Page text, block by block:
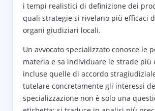
i tempi realistici di definizione dei
quali strategie si rivelano più efficaci
organi giudiziari locali.
Un avvocato specializzato conosce le
materia e sa individuare le strade
incluse quelle di accordo
tutelare concretamente gli interessi
specializzazione non è solo una